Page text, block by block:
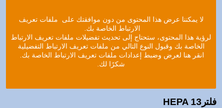
لا يمكننا عرض هذا المحتوى من دون موافقتك على ملفات تعريف
الارتباط الخاصة بك.
لرؤية هذا المحتوى، ستحتاج إلى تحديث تفضيلات ملفات تعريف الارتباط
الخاصة بك وقبول النوع التالي من ملفات تعريف الارتباط التفضيلية
انقر هنا لعرض وضبط إعدادات ملفات تعريف الارتباط الخاصة بك.
شكرًا لك.
فلترHEPA 13